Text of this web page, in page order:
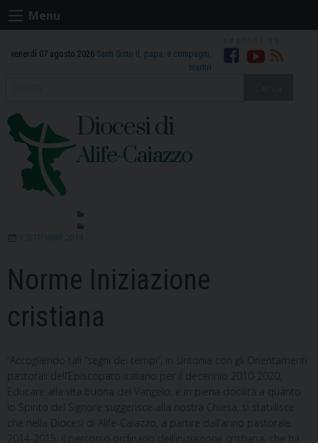
Skip
to
Menu
venerdì 07 agosto 2026 Santi Sisto II, papa, e compagni,
martiri
Facebook
Youtube
RSS
Diocesi di
Alife-Caiazzo
1 SETTEMBRE 2014
Norme Iniziazione
cristiana
“Accogliendo tali “segni dei tempi”, in sintonia con gli Orientamenti
pastorali dell’Episcopato italiano per il decennio 2010-2020,
Educare alla vita buona del Vangelo, e in piena docilità a quanto
lo Spirito del Signore suggerisce alla nostra Chiesa, si stabilisce
che nella Diocesi di Alife-Caiazzo, a partire dall’anno pastorale
2014-2015, il percorso ordinario dell’iniziazione cristiana, che ha